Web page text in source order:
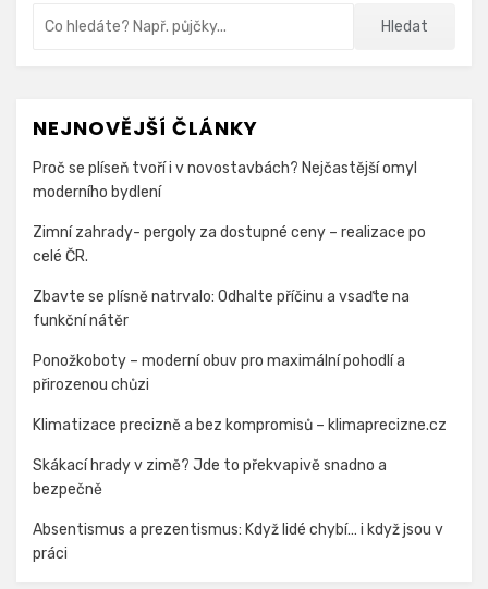
které
Hledat
NEJNOVĚJŠÍ ČLÁNKY
Proč se plíseň tvoří i v novostavbách? Nejčastější omyl
moderního bydlení
Zimní zahrady- pergoly za dostupné ceny – realizace po
celé ČR.
Zbavte se plísně natrvalo: Odhalte příčinu a vsaďte na
funkční nátěr
Ponožkoboty – moderní obuv pro maximální pohodlí a
přirozenou chůzi
Klimatizace precizně a bez kompromisů – klimaprecizne.cz
Skákací hrady v zimě? Jde to překvapivě snadno a
bezpečně
Absentismus a prezentismus: Když lidé chybí… i když jsou v
práci